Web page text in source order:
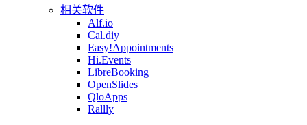
相关软件
Alf.io
Cal.diy
Easy!Appointments
Hi.Events
LibreBooking
OpenSlides
QloApps
Rallly